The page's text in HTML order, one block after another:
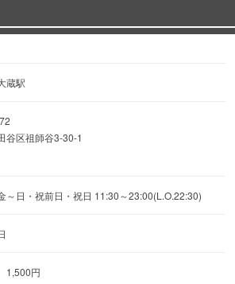
円（税込）
子と山椒をきかせた店長おすすめの
の旨味をお豆腐が優しく包み込み
め／1,550円（税込）
ースが絡み合って、いくらでもお箸
意！テーブル席のみで構成されてお
蔵駅
谷区祖師谷3-30-1
～日・祝前日・祝日 11:30～23:00(L.O.22:30)
1,500円